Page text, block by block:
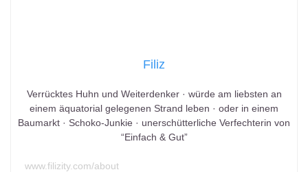
Filiz
Verrücktes Huhn und Weiterdenker · würde am liebsten an
einem äquatorial gelegenen Strand leben · oder in einem
Baumarkt · Schoko-Junkie · unerschütterliche Verfechterin von
“Einfach & Gut”
www.filizity.com/about